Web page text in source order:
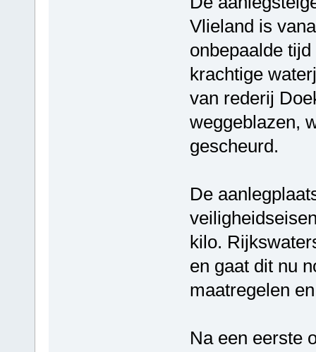
Vlieland is
onbepaalde
krachtige
van rederij
weggeblazen,
gescheurd.
De
kilo.
en gaat dit nu
maatregelen
Na een eerste